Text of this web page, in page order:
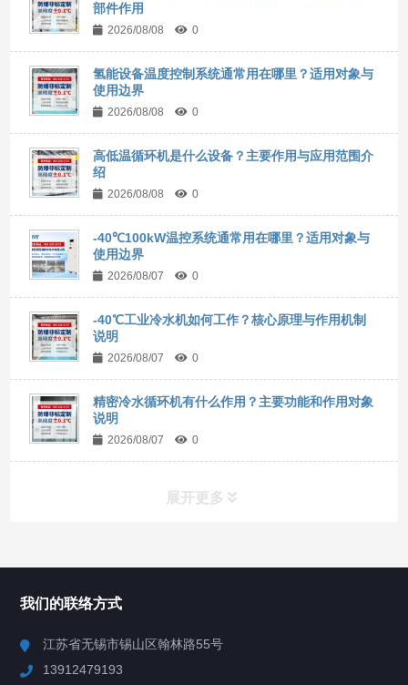
部件作用
2026/08/08 0
氢能设备温度控制系统通常用在哪里？适用对象与
使用边界
2026/08/08 0
高低温循环机是什么设备？主要作用与应用范围介
绍
2026/08/08 0
-40℃100kW温控系统通常用在哪里？适用对象与
使用边界
2026/08/07 0
-40℃工业冷水机如何工作？核心原理与作用机制
说明
2026/08/07 0
精密冷水循环机有什么作用？主要功能和作用对象
说明
2026/08/07 0
展开更多
Chiller高精度制冷循环器
我们的联络方式
江苏省无锡市锡山区翰林路55号
13912479193